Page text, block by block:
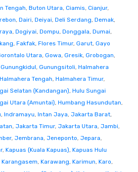
Tengah, Buton Utara, Ciamis, Cianjur,
, Dairi, Deiyai, Deli Serdang, Demak,
, Dogiyai, Dompu, Donggala, Dumai,
, Fakfak, Flores Timur, Garut, Gayo
Utara, Gowa, Gresik, Grobogan,
Gunungkidul, Gunungsitoli, Halmahera
Halmahera Tengah, Halmahera Timur,
Selatan (Kandangan), Hulu Sungai
Utara (Amuntai), Humbang Hasundutan,
, Indramayu, Intan Jaya, Jakarta Barat,
, Jakarta Timur, Jakarta Utara, Jambi,
, Jembrana, Jeneponto, Jepara,
, Kapuas (Kuala Kapuas), Kapuas Hulu
Karangasem, Karawang, Karimun, Karo,